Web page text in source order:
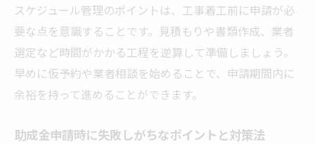
スケジュール管理のポイントは、工事着工前に申請が必
要な点を意識することです。見積もりや書類作成、業者
選定など時間がかかる工程を逆算して準備しましょう。
早めに仮予約や業者相談を始めることで、申請期間内に
余裕を持って進めることができます。
助成金申請時に失敗しがちなポイントと対策法